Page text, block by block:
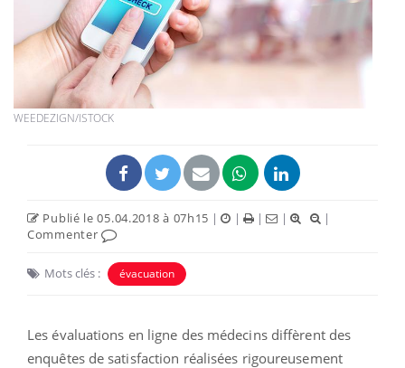
WEEDEZIGN/ISTOCK
Publié le 05.04.2018 à 07h15 | | | |
|
Commenter
Mots clés : évacuation
Les évaluations en ligne des médecins diffèrent des
enquêtes de satisfaction réalisées rigoureusement